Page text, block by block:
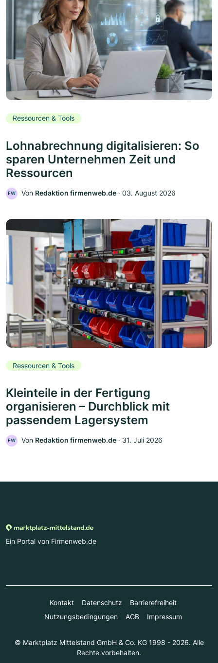
Ressourcen & Tools
Lohnabrechnung digitalisieren: So
sparen Unternehmen Zeit und
Ressourcen
FW Von Redaktion firmenweb.de ‧ 03. August 2026
Ressourcen & Tools
Kleinteile in der Fertigung
organisieren – Durchblick mit
passendem Lagersystem
FW Von Redaktion firmenweb.de ‧ 31. Juli 2026
Ein Portal von Firmenweb.de
Kontakt Datenschutz
Barrierefreiheit
Nutzungsbedingungen
AGB Impressum
© Marktplatz Mittelstand GmbH & Co. KG 1998 - 2026. Alle
Rechte vorbehalten.